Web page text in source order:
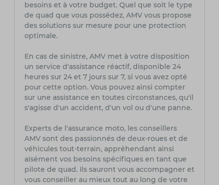
besoins et à votre budget. Quel que soit le type
de quad que vous possédez, AMV vous propose
des solutions sur mesure pour une protection
optimale.
En cas de sinistre, AMV met à votre disposition
un service d'assistance réactif, disponible 24
heures sur 24 et 7 jours sur 7, si vous avez opté
pour cette option. Vous pouvez ainsi compter
sur une assistance en toutes circonstances, qu'il
s'agisse d'un accident, d'un vol ou d'une panne.
Experts de l'assurance moto, les conseillers
AMV sont des passionnés de deux-roues et de
véhicules tout-terrain, appréhendant ainsi
aisément vos besoins spécifiques en tant que
pilote de quad. Ils sauront vous accompagner et
vous conseiller au mieux tout au long de votre